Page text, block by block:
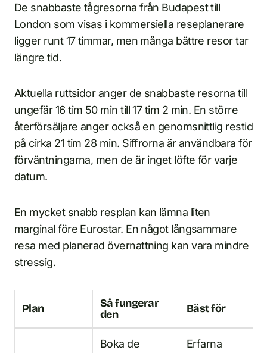
De snabbaste tågresorna från Budapest till
London som visas i kommersiella reseplanerare
ligger runt 17 timmar, men många bättre resor tar
längre tid.
Aktuella ruttsidor anger de snabbaste resorna till
ungefär 16 tim 50 min till 17 tim 2 min. En större
återförsäljare anger också en genomsnittlig restid
på cirka 21 tim 28 min. Siffrorna är användbara för
förväntningarna, men de är inget löfte för varje
datum.
En mycket snabb resplan kan lämna liten
marginal före Eurostar. En något långsammare
resa med planerad övernattning kan vara mindre
stressig.
Plan
Så fungerar
den
Bäst för
Boka de
Erfarna